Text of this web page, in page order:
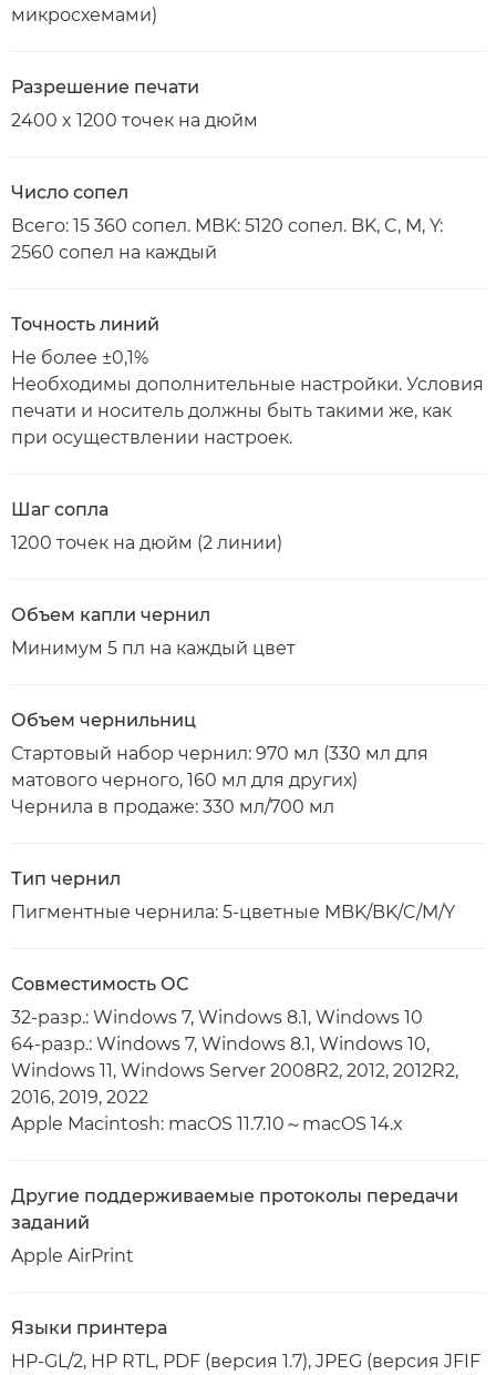
микросхемами)
Разрешение печати
2400 x 1200 точек на дюйм
Число сопел
Всего: 15 360 сопел. MBK: 5120 сопел. BK, C, M, Y:
2560 сопел на каждый
Точность линий
Не более ±0,1%
Необходимы дополнительные настройки. Условия
печати и носитель должны быть такими же, как
при осуществлении настроек.
Шаг сопла
1200 точек на дюйм (2 линии)
Объем капли чернил
Минимум 5 пл на каждый цвет
Объем чернильниц
Стартовый набор чернил: 970 мл (330 мл для
матового черного, 160 мл для других)
Чернила в продаже: 330 мл/700 мл
Тип чернил
Пигментные чернила: 5-цветные MBK/BK/C/M/Y
Совместимость ОС
32-разр.: Windows 7, Windows 8.1, Windows 10
64-разр.: Windows 7, Windows 8.1, Windows 10,
Windows 11, Windows Server 2008R2, 2012, 2012R2,
2016, 2019, 2022
Apple Macintosh: macOS 11.7.10～macOS 14.x
Другие поддерживаемые протоколы передачи
заданий
Apple AirPrint
Языки принтера
HP-GL/2, HP RTL, PDF (версия 1.7), JPEG (версия JFIF